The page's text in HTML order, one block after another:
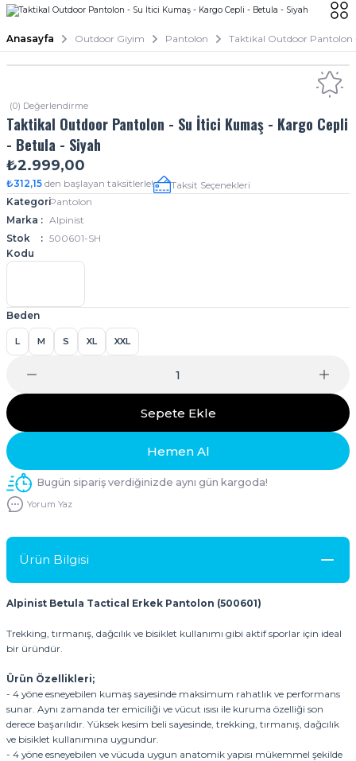
Anasayfa Outdoor Giyim Pantolon Taktikal Outdoor Pantolon
(0) Değerlendirme
Taktikal Outdoor Pantolon - Su İtici Kumaş - Kargo Cepli
- Betula - Siyah
₺2.999,00
₺312,15 den başlayan taksitlerle!
Taksit Seçenekleri
KategoriPantolon
Marka
Alpinist
Stok
Kodu
500601-SH
Beden
L M S XL XXL
Sepete Ekle
Hemen Al
Bugün sipariş verdiğinizde aynı gün kargoda!
Yorum Yaz
Ürün Bilgisi
Alpinist Betula Tactical Erkek Pantolon (500601)
Trekking, tırmanış, dağcılık ve bisiklet kullanımı gibi aktif sporlar için ideal
bir üründür.
Ürün Özellikleri;
- 4 yöne esneyebilen kumaş sayesinde maksimum rahatlık ve performans
sunar. Aynı zamanda ter emiciliği ve vücut ısısı ile kuruma özelliği son
derece başarılıdır. Yüksek kesim beli sayesinde, trekking, tırmanış, dağcılık
ve bisiklet kullanımına uygundur.
- 4 yöne esneyebilen ve vücuda uygun anatomik yapısı mükemmel şekilde